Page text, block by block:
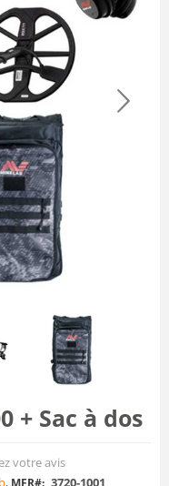
+ Sac à dos
votre avis
, MFR#: 3720-1001